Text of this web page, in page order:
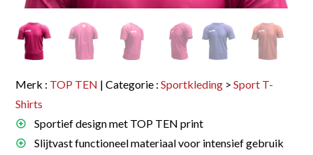
Merk : TOP TEN | Categorie :Sportkleding >Sport T-
Shirts
Sportief design met TOP TEN print
Slijtvast functioneel materiaal voor intensief gebruik